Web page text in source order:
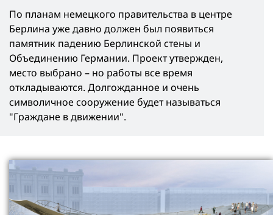
По планам немецкого правительства в центре
Берлина уже давно должен был появиться
памятник падению Берлинской стены и
Объединению Германии. Проект утвержден,
место выбрано – но работы все время
откладываются. Долгожданное и очень
символичное сооружение будет называться
"Граждане в движении".